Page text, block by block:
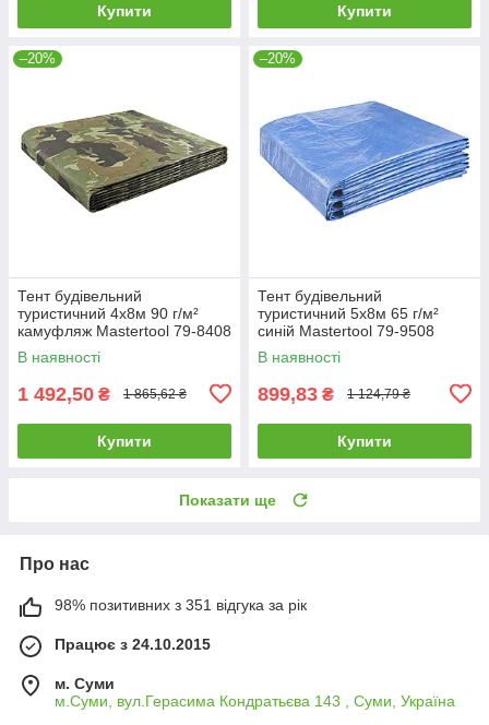
Купити Купити
–20%
Тент будівельний
туристичний 4х8м 90 г/м²
камуфляж Mastertool 79-8408
В наявності
1 492,50 ₴ 1 865,62 ₴
Купити
–20%
Тент будівельний
туристичний 5х8м 65 г/м²
синій Mastertool 79-9508
В наявності
899,83 ₴ 1 124,79 ₴
Купити
Показати ще
Про нас
98% позитивних з 351 відгука за рік
Працює з 24.10.2015
м. Суми
м.Суми, вул.Герасима Кондратьєва 143 , Суми, Україна